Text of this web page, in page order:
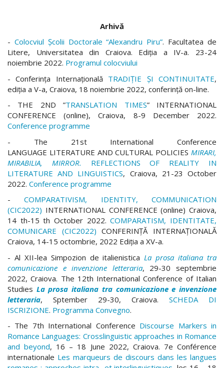
Arhivă
- Colocviul Școlii Doctorale “Alexandru Piru”. Facultatea de
Litere, Universitatea din Craiova. Ediția a IV-a. 23-24
noiembrie 2022. Programul colocviului
- Conferinţa Internaţională TRADIȚIE ȘI CONTINUITATE,
ediția a V-a, Craiova, 18 noiembrie 2022, conferință on-line.
- THE 2ND ”TRANSLATION TIMES” INTERNATIONAL
CONFERENCE (online), Craiova, 8-9 December 2022.
Conference programme
- The 21st International Conference
LANGUAGE LITERATURE AND CULTURAL POLICIES MIRARI,
MIRABILIA, MIRROR. REFLECTIONS OF REALITY IN
LITERATURE AND LINGUISTICS, Craiova, 21-23 October
2022. Conference programme
-COMPARATIVISM, IDENTITY, COMMUNICATION
(CIC2022) INTERNATIONAL CONFERENCE (online) Craiova,
14 th-15 th October 2022.COMPARATISM, IDENTITATE,
COMUNICARE (CIC2022) CONFERINŢĂ INTERNAŢIONALĂ
Craiova, 14-15 octombrie, 2022 Ediţia a XV-a.
- Al XII-lea Simpozion de italienistica La prosa italiana tra
comunicazione e invenzione letteraria, 29-30 septembrie
2022, Craiova. The 12th International Conference of Italian
Studies La prosa italiana tra comunicazione e invenzione
letteraria, Sptember 29-30, Craiova. SCHEDA DI
ISCRIZIONE. Programma Convegno.
- The 7th International Conference Discourse Markers in
Romance Languages: Crosslinguistic approaches in Romance
and beyond, 16 – 18 June 2022, Craiova. 7e Conférence
internationale Les marqueurs de discours dans les langues